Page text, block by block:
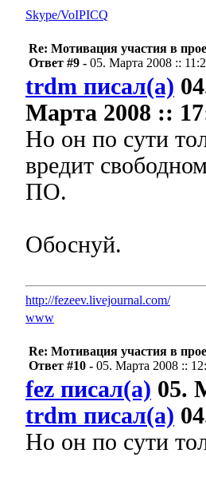
Skype/VoIPICQ
Re: Мотивация участия в
Ответ #9 - 05. Марта 2008 ::
trdm писал(а)
Марта 2008 ::
Но он по сути
вредит
ПО.
Обоснуй.
http://fezeev.livejournal.com/
www
Re: Мотивация участия в
Ответ #10 - 05. Марта 2008 ::
fez писал(а) 05.
trdm писал(а)
Но он по сути